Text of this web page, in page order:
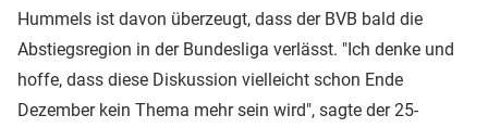
Hummels ist davon überzeugt, dass der BVB bald die
Abstiegsregion in der Bundesliga verlässt. "Ich denke und
hoffe, dass diese Diskussion vielleicht schon Ende
Dezember kein Thema mehr sein wird", sagte der 25-